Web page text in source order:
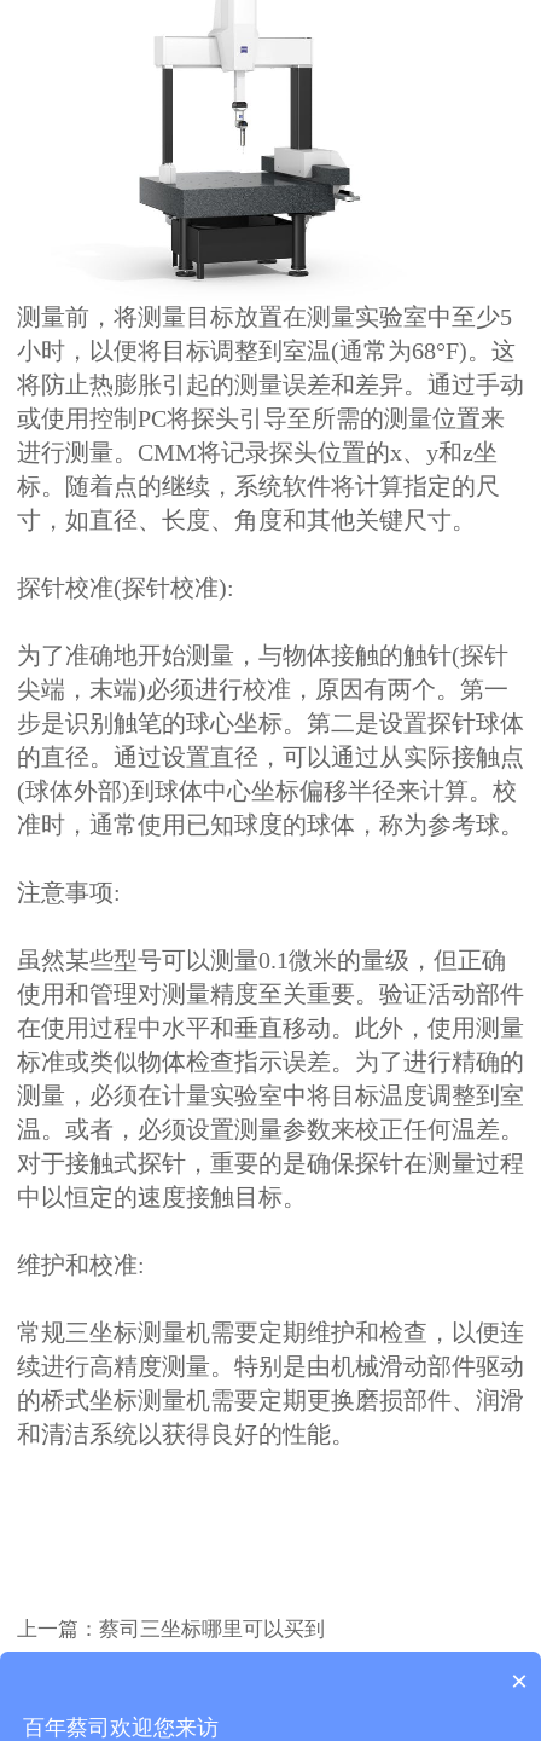
测量前，将测量目标放置在测量实验室中至少5
小时，以便将目标调整到室温(通常为68°F)。这
将防止热膨胀引起的测量误差和差异。通过手动
或使用控制PC将探头引导至所需的测量位置来
进行测量。CMM将记录探头位置的x、y和z坐
标。随着点的继续，系统软件将计算指定的尺
寸，如直径、长度、角度和其他关键尺寸。
探针校准(探针校准):
为了准确地开始测量，与物体接触的触针(探针
尖端，末端)必须进行校准，原因有两个。第一
步是识别触笔的球心坐标。第二是设置探针球体
的直径。通过设置直径，可以通过从实际接触点
(球体外部)到球体中心坐标偏移半径来计算。校
准时，通常使用已知球度的球体，称为参考球。
注意事项:
虽然某些型号可以测量0.1微米的量级，但正确
使用和管理对测量精度至关重要。验证活动部件
在使用过程中水平和垂直移动。此外，使用测量
标准或类似物体检查指示误差。为了进行精确的
测量，必须在计量实验室中将目标温度调整到室
温。或者，必须设置测量参数来校正任何温差。
对于接触式探针，重要的是确保探针在测量过程
中以恒定的速度接触目标。
维护和校准:
常规三坐标测量机需要定期维护和检查，以便连
续进行高精度测量。特别是由机械滑动部件驱动
的桥式坐标测量机需要定期更换磨损部件、润滑
和清洁系统以获得良好的性能。
上一篇： 蔡司三坐标哪里可以买到
Copyright 昆山友硕新材料有限公司2018.All Rights
×
百年蔡司欢迎您来访